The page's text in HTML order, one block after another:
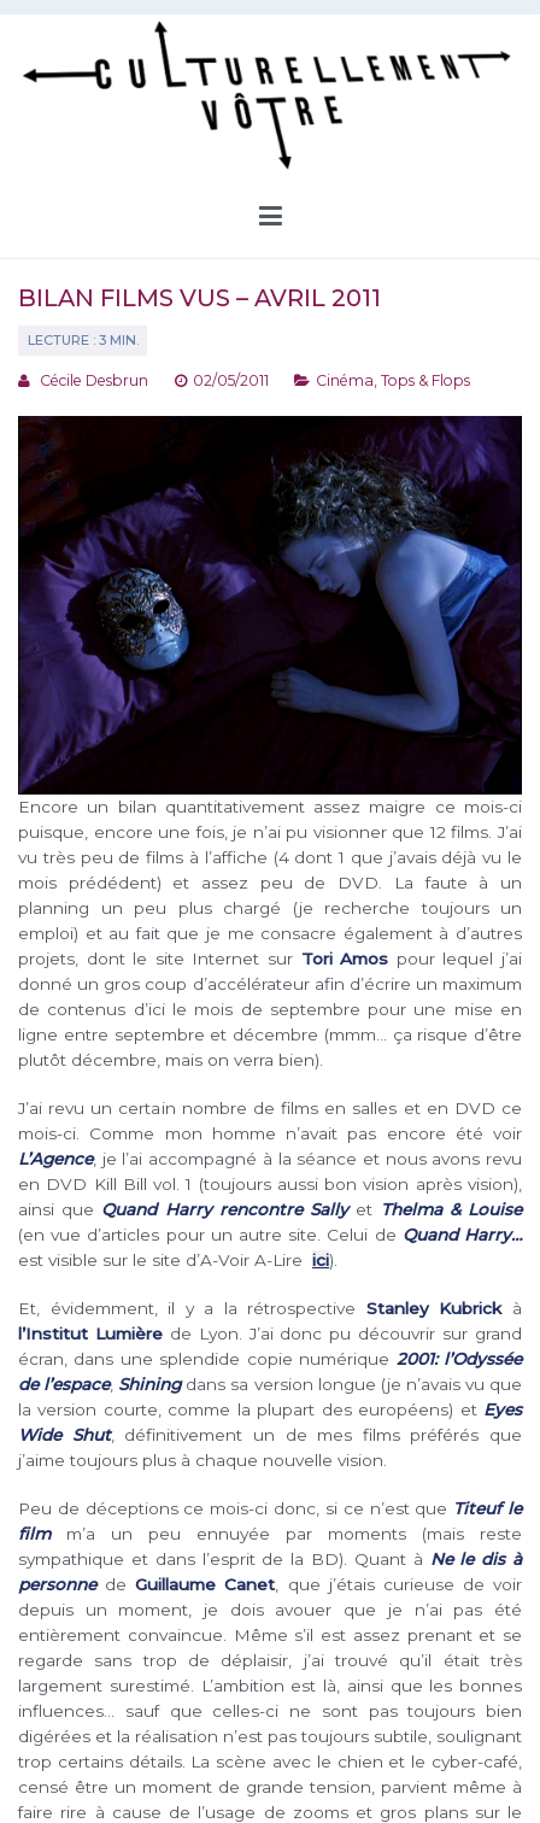
Aller
contenu
BILAN FILMS VUS – AVRIL 2011
Cécile Desbrun 02/05/2011 Cinéma ,Tops & Flops
Encore un bilan quantitativement assez maigre ce mois-ci
puisque, encore une fois, je n’ai pu visionner que 12 films. J’ai
vu très peu de films à l’affiche (4 dont 1 que j’avais déjà vu le
mois prédédent) et assez peu de DVD. La faute à un
planning un peu plus chargé (je recherche toujours un
emploi) et au fait que je me consacre également à d’autres
projets, dont le site Internet sur Tori Amos pour lequel j’ai
donné un gros coup d’accélérateur afin d’écrire un maximum
de contenus d’ici le mois de septembre pour une mise en
ligne entre septembre et décembre (mmm… ça risque d’être
plutôt décembre, mais on verra bien).
J’ai revu un certain nombre de films en salles et en DVD ce
mois-ci. Comme mon homme n’avait pas encore été voir
L’Agence, je l’ai accompagné à la séance et nous avons revu
en DVD Kill Bill vol. 1 (toujours aussi bon vision après vision),
ainsi que Quand Harry rencontre Sallyet Thelma & Louise
(en vue d’articles pour un autre site. Celui de Quand Harry…
est visible sur le site d’A-Voir A-Lire ici).
Et, évidemment, il y a la rétrospective Stanley Kubrickà
l’Institut Lumièrede Lyon. J’ai donc pu découvrir sur grand
écran, dans une splendide copie numérique 2001: l’Odyssée
de l’espace, Shiningdans sa version longue (je n’avais vu que
la version courte, comme la plupart des européens) et Eyes
Wide Shut, définitivement un de mes films préférés que
j’aime toujours plus à chaque nouvelle vision.
Peu de déceptions ce mois-ci donc, si ce n’est que Titeuf le
filmm’a un peu ennuyée par moments (mais reste
sympathique et dans l’esprit de la BD). Quant à Ne le dis à
personnedeGuillaume Canet , que j’étais curieuse de voir
depuis un moment, je dois avouer que je n’ai pas été
entièrement convaincue. Même s’il est assez prenant et se
regarde sans trop de déplaisir, j’ai trouvé qu’il était très
largement surestimé. L’ambition est là, ainsi que les bonnes
influences… sauf que celles-ci ne sont pastoujours bien
digérées et la réalisation n’est pas toujours subtile, soulignant
trop certains détails. La scène avec le chien et le cyber-café,
censé être un moment de grande tension, parvient même à
faire rire à cause de l’usage de zooms et gros plans sur le